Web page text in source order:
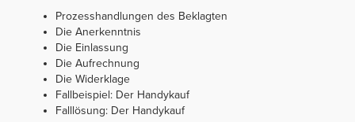
Prozesshandlungen des Beklagten
Die Anerkenntnis
Die Einlassung
Die Aufrechnung
Die Widerklage
Fallbeispiel: Der Handykauf
Falllösung: Der Handykauf